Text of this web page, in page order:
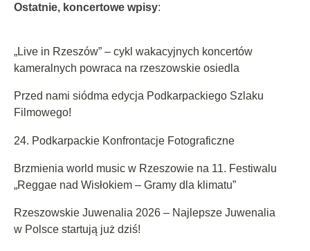
Ostatnie, koncertowe wpisy:
„Live in Rzeszów” – cykl wakacyjnych koncertów
kameralnych powraca na rzeszowskie osiedla
Przed nami siódma edycja Podkarpackiego Szlaku
Filmowego!
24. Podkarpackie Konfrontacje Fotograficzne
Brzmienia world music w Rzeszowie na 11. Festiwalu
„Reggae nad Wisłokiem – Gramy dla klimatu”
Rzeszowskie Juwenalia 2026 – Najlepsze Juwenalia
w Polsce startują już dziś!